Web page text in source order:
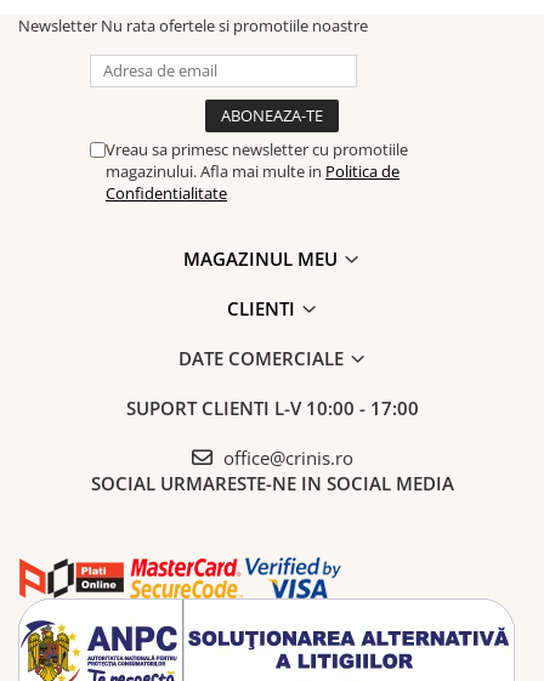
Newsletter Nu rata ofertele si promotiile noastre
Vreau sa primesc newsletter cu promotiile
magazinului. Afla mai multe in Politica de
Confidentialitate
MAGAZINUL MEU
CLIENTI
DATE COMERCIALE
SUPORT CLIENTI L-V 10:00 - 17:00
office@crinis.ro
SOCIAL URMARESTE-NE IN SOCIAL MEDIA